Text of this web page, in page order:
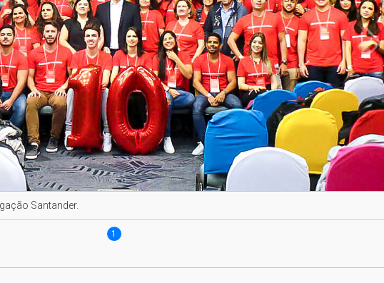
Santander.
1